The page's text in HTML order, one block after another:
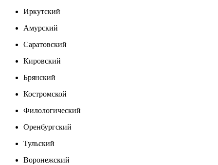
Иркутский
Амурский
Саратовский
Кировский
Брянский
Костромской
Филологический
Оренбургский
Тульский
Воронежский